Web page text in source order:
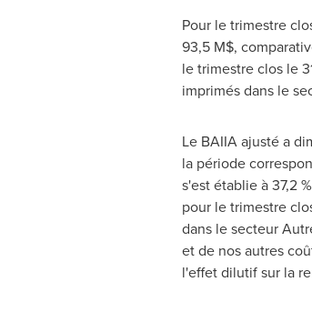
Pour le trimestre
93,5 M$,
le trimestre clos le
imprimés dans le
Le BAIIA ajusté a
la période
s'est établie à 37,2
pour le trimestre
dans le secteur
et de nos autres
l'effet dilutif sur la